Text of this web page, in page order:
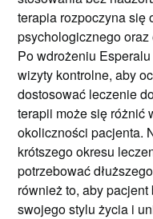
terapia rozpoczyna się
psychologicznego
Po wdrożeniu
wizyty kontrolne, aby
dostosować leczenie
terapii może się różnić
okoliczności pacjenta.
krótszego okresu
potrzebować
również to, aby
swojego stylu życia i